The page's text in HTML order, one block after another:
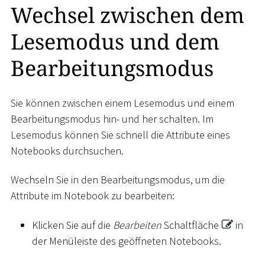
Wechsel zwischen dem
Lesemodus und dem
Bearbeitungsmodus
Sie können zwischen einem Lesemodus und einem
Bearbeitungsmodus hin- und her schalten. Im
Lesemodus können Sie schnell die Attribute eines
Notebooks durchsuchen.
Wechseln Sie in den Bearbeitungsmodus, um die
Attribute im Notebook zu bearbeiten:
Klicken Sie auf die BearbeitenSchaltfläche
in
der Menüleiste des geöffneten Notebooks.